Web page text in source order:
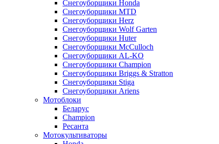
Снегоуборщики Honda
Снегоуборщики MTD
Снегоуборщики Herz
Снегоуборщики Wolf Garten
Снегоуборщики Huter
Снегоуборщики McCulloch
Снегоуборщики AL-KO
Снегоуборщики Champion
Снегоуборщики Briggs & Stratton
Снегоуборщики Stiga
Снегоуборщики Ariens
Мотоблоки
Беларус
Champion
Ресанта
Мотокультиваторы